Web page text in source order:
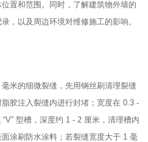
置和范围。同时，了解建筑物外墙的
，以及周边环境对维修施工的影响。​
米的细微裂缝，先用钢丝刷清理裂缝
胶注入裂缝内进行封堵；宽度在 0.3 -
型槽，深度约 1 - 2 厘米，清理槽内
涂刷防水涂料；若裂缝宽度大于 1 毫